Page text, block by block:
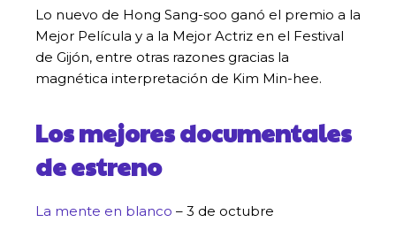
Lo nuevo de Hong Sang-soo ganó el premio a la
Mejor Película y a la Mejor Actriz en el Festival
de Gijón, entre otras razones gracias la
magnética interpretación de Kim Min-hee.
Los mejores documentales
de estreno
La mente en blanco – 3 de octubre